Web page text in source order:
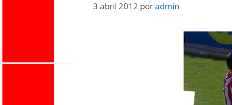
3 abril 2012 poradmin